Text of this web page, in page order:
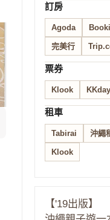
訂房
Agoda
完美行
票券
Klook KKday
租車
Tabirai 沖繩
Klook
【'19出版】